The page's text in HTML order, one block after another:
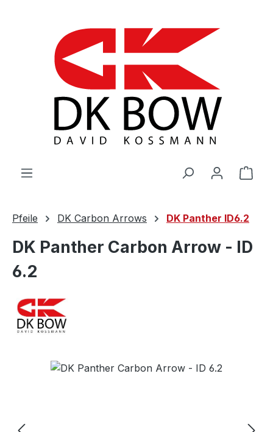
Pfeile DK Carbon Arrows DK Panther ID6.2
DK Panther Carbon Arrow - ID
6.2
Bildergalerie überspringen